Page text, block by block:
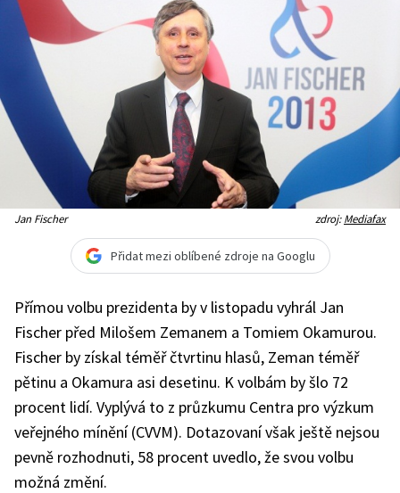
Jan Fischer zdroj:Mediafax
Přidat mezi oblíbené zdroje na Googlu
Přímou volbu prezidenta by v listopadu vyhrál Jan
Fischer před Milošem Zemanem a Tomiem Okamurou.
Fischer by získal téměř čtvrtinu hlasů, Zeman téměř
pětinu a Okamura asi desetinu. K volbám by šlo 72
procent lidí. Vyplývá to z průzkumu Centra pro výzkum
veřejného mínění (CVVM). Dotazovaní však ještě nejsou
pevně rozhodnuti, 58 procent uvedlo, že svou volbu
možná změní.